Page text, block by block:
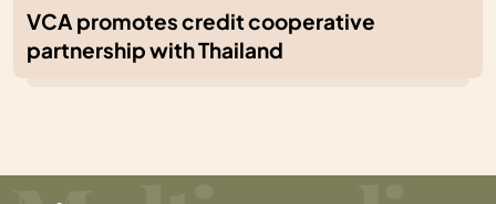
VCA promotes credit cooperative
partnership with Thailand